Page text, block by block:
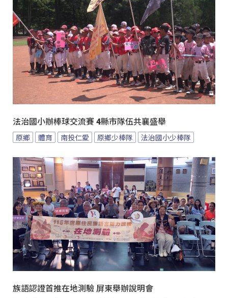
法治國小辦棒球交流賽 4縣市隊伍共襄盛舉
原鄉 體育 南投仁愛 原鄉少棒隊 法治國小少棒隊
族語認證首推在地測驗 屏東舉辦說明會